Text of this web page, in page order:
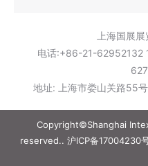
上海国展
电话:+86-21-
地址: 上海市娄山关路55
Copyright©Shanghai
reserved.. 沪ICP备17004230